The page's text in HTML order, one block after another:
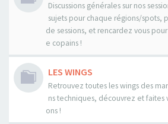
Discussions générales sur nos
sujets pour chaque régions/spots,
de sessions, et rencardez vous
e copains !
LES WINGS
Retrouvez toutes les wings des
ns techniques, découvrez et faites
ons !